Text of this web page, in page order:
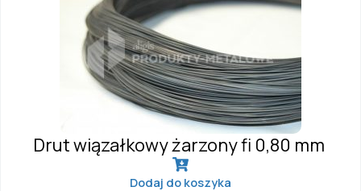
Drut wiązałkowy żarzony fi 0,80 mm
Dodaj do koszyka